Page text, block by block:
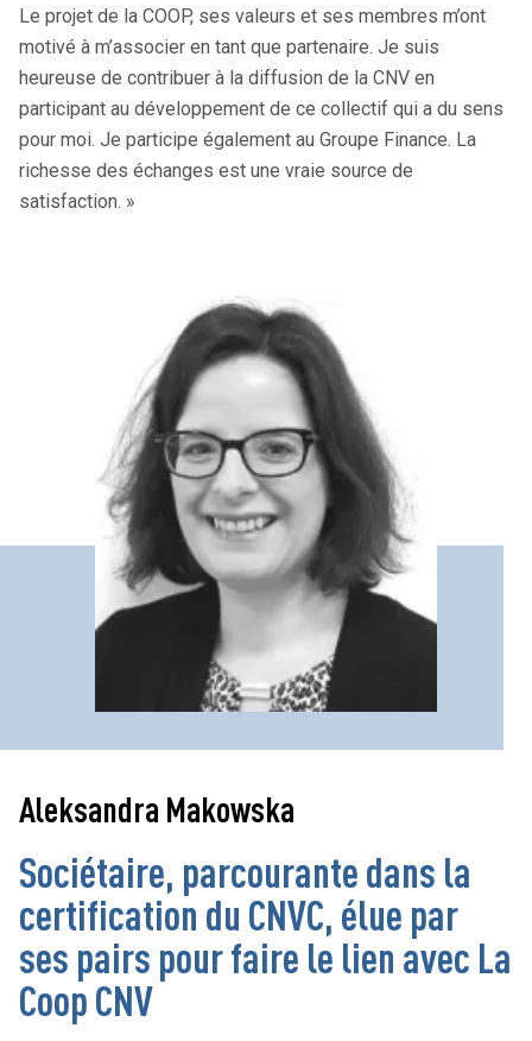
Le projet de la COOP, ses valeurs et ses membres m’ont
motivé à m’associer en tant que partenaire. Je suis
heureuse de contribuer à la diffusion de la CNV en
participant au développement de ce collectif qui a du sens
pour moi. Je participe également au Groupe Finance. La
richesse des échanges est une vraie source de
satisfaction. »
Aleksandra Makowska
Sociétaire, parcourante dans la
certification du CNVC, élue par
ses pairs pour faire le lien avec La
Coop CNV